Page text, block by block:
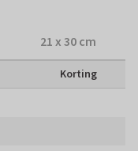
21 x 30 cm
Korting